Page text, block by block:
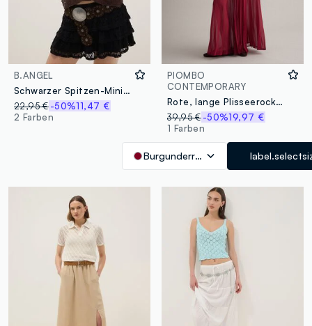
B.ANGEL
Schwarzer Spitzen-Minirock Regular Fit
22,95 €-50%11,47 €
2 Farben
PIOMBO
CONTEMPORARY
Rote, lange Plisseerock im Regular Fit
39,95 € -50%19,97 €
1 Farben
Burgunderrot